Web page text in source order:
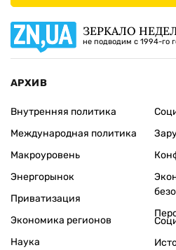
ЗЕРКАЛО
не подводим с 1994-го
АРХИВ
Внутренняя политика
Международная политика
Макроуровень
Энергорынок
Приватизация
Экономика регионов
Наука